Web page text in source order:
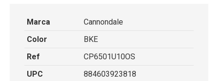
Marca
Cannondale
Color
BKE
Ref
CP6501U10OS
UPC
884603923818